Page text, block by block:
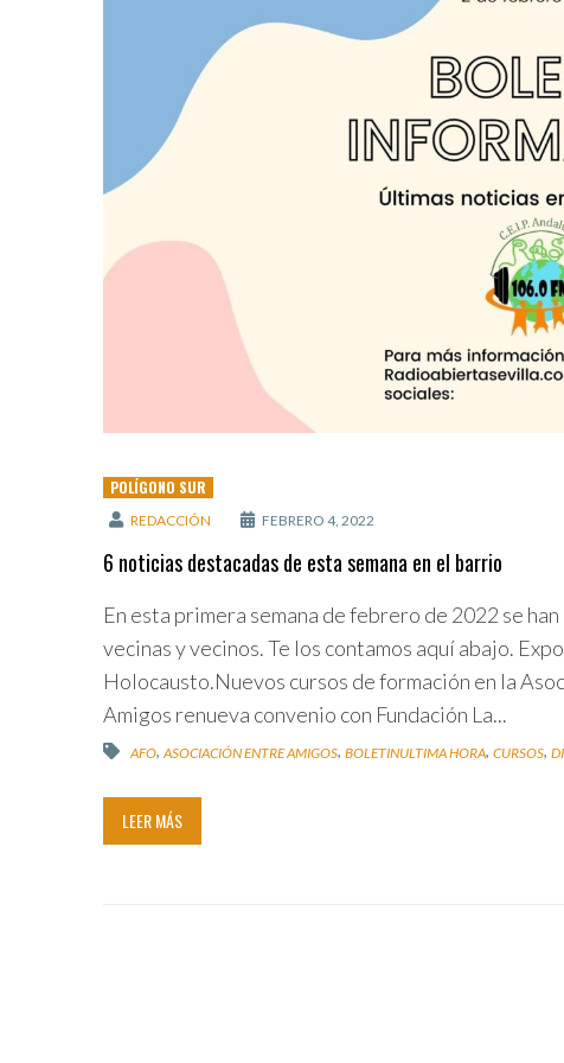
POLÍGONO SUR
REDACCIÓN FEBRERO 4, 2022
6 noticias destacadas de esta semana en el barrio
En esta primera semana de febrero de 2022 se
vecinas y vecinos. Te los contamos aquí abajo.
Holocausto.Nuevos cursos de formación en la
Amigos renueva convenio con Fundación La...
AFO, ASOCIACIÓN ENTRE AMIGOS, BOLETINULTIMA HORA, CURSOS,
LEER MÁS